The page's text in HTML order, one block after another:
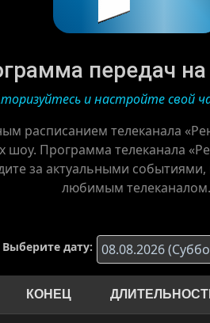
передач на
и настройте свой
расписанием телеканала
Программа телеканала
за актуальными
любимым телеканалом.
Выберите дату:
КОНЕЦ